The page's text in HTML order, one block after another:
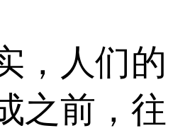
人们的
之前，往